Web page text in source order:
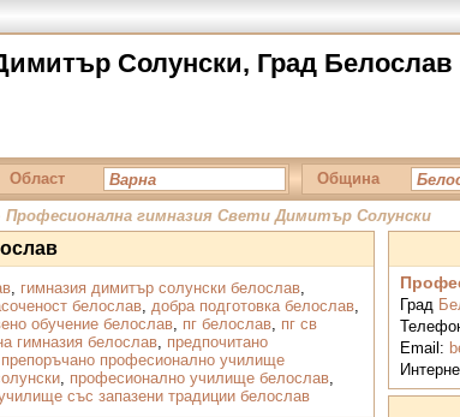
Солунски, Град
Област Община
Професионална гимназия Свети Димитър Солунски
, гимназия димитър солунски белослав,
белослав, добра подготовка белослав,
обучение белослав, пг белослав, пг св
гимназия белослав, предпочитано
препоръчано професионално училище
, професионално училище белослав,
със запазени традиции белослав
Град
Email: